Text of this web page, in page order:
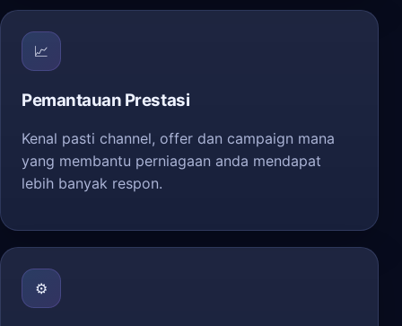
📈
Pemantauan Prestasi
Kenal pasti channel, offer dan campaign mana
yang membantu perniagaan anda mendapat
lebih banyak respon.
⚙️